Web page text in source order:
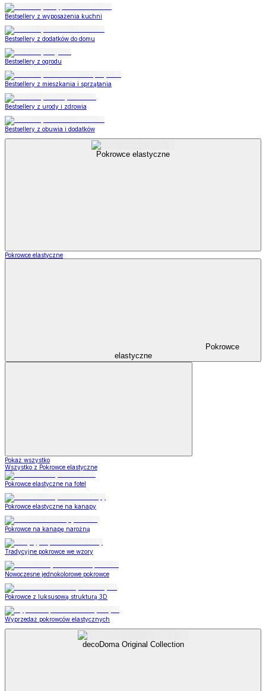
Bestsellery z wyposażenia kuchni
Bestsellery z dodatków do domu
Bestsellery z ogrodu
Bestsellery z mieszkania i sprzątania
Bestsellery z urody i zdrowia
Bestsellery z obuwia i dodatków
Pokrowce elastyczne
Pokrowce elastyczne
Pokrowce
elastyczne
Pokaż wszystko
Wszystko z Pokrowce elastyczne
Pokrowce elastyczne na fotel
Pokrowce elastyczne na kanapy
Pokrowce na kanapę narożną
Tradycyjne pokrowce we wzory
Nowoczesne jednokolorowe pokrowce
Pokrowce z luksusową strukturą 3D
Wyprzedaż pokrowców elastycznych
decoDoma Original Collection